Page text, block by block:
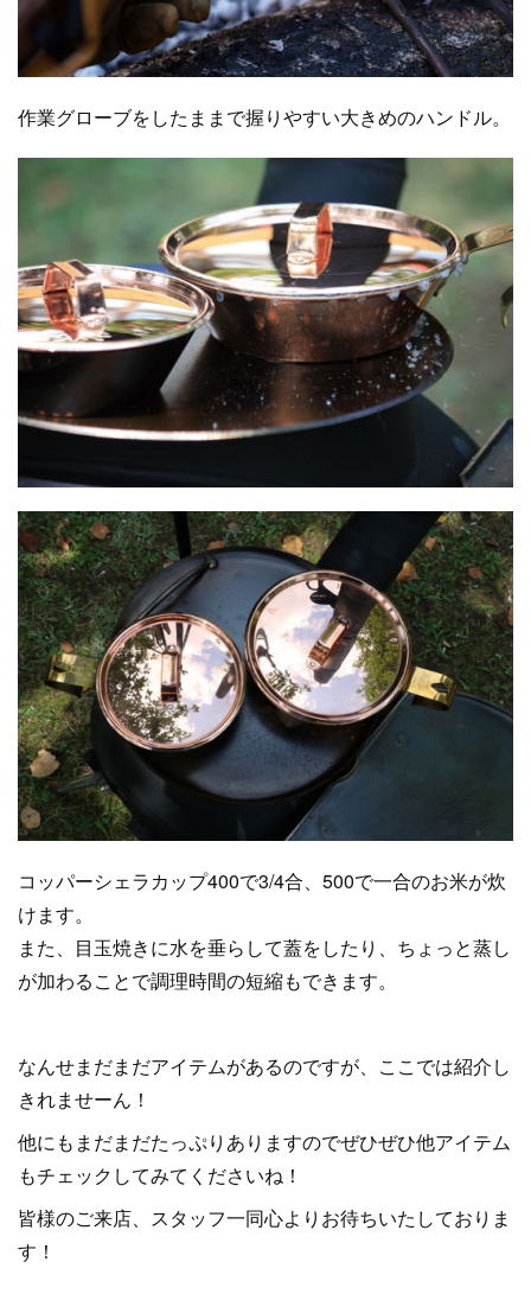
作業グローブをしたままで握りやすい大きめのハンドル。
コッパーシェラカップ400で3/4合、500で一合のお米が炊
けます。
また、目玉焼きに水を垂らして蓋をしたり、ちょっと蒸し
が加わることで調理時間の短縮もできます。
なんせまだまだアイテムがあるのですが、ここでは紹介し
きれませーん！
他にもまだまだたっぷりありますのでぜひぜひ他アイテム
もチェックしてみてくださいね！
皆様のご来店、スタッフ一同心よりお待ちいたしておりま
す！